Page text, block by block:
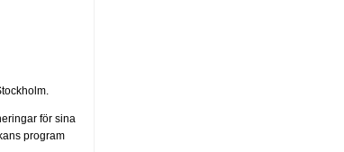
för sina
program